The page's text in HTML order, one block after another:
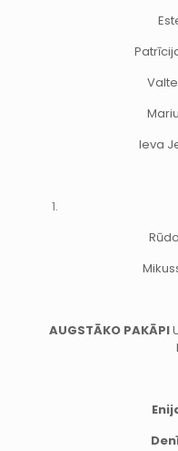
Ieva
AUGSTĀKO PAKĀPI